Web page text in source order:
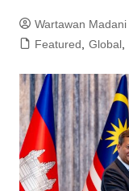
Wartawan Madani
Featured, Global,